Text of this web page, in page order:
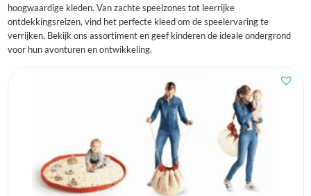
hoogwaardige kleden. Van zachte speelzones tot leerrijke
ontdekkingsreizen, vind het perfecte kleed om de speelervaring te
verrijken. Bekijk ons assortiment en geef kinderen de ideale ondergrond
voor hun avonturen en ontwikkeling.